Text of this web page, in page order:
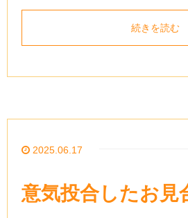
続きを読む
2025.06.17
意気投合したお見